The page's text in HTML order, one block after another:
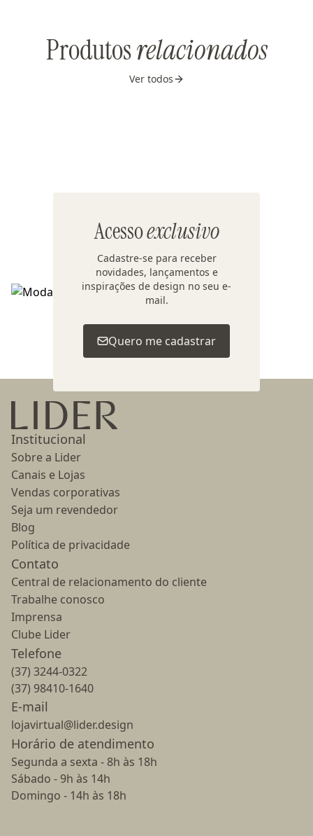
Produtosrelacionados
Ver todos
Acessoexclusivo
Cadastre-se para receber
novidades, lançamentos e
inspirações de design no seu e-
mail.
Quero me cadastrar
Voltar ao topo
Ir para a página inicial
Institucional
Sobre a Lider
Canais e Lojas
Vendas corporativas
Seja um revendedor
Blog
Política de privacidade
Contato
Central de relacionamento do cliente
Trabalhe conosco
Imprensa
Clube Lider
Telefone
(37) 3244-0322
(37) 98410-1640
E-mail
lojavirtual@lider.design
Horário de atendimento
Segunda a sexta - 8h às 18h
Sábado - 9h às 14h
Domingo - 14h às 18h